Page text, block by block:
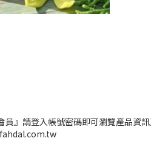
員』請登入帳號密碼即可瀏覽產品資